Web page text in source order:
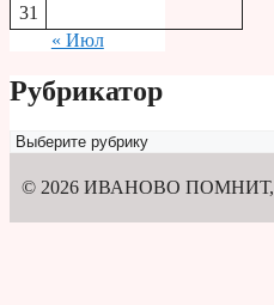
31
« Июл
Рубрикатор
Рубрикатор
© 2026 ИВАНОВО ПОМНИТ,